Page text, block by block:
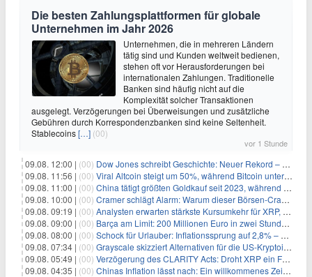
Die besten Zahlungsplattformen für globale
Unternehmen im Jahr 2026
Unternehmen, die in mehreren Ländern
tätig sind und Kunden weltweit bedienen,
stehen oft vor Herausforderungen bei
internationalen Zahlungen. Traditionelle
Banken sind häufig nicht auf die
Komplexität solcher Transaktionen
ausgelegt. Verzögerungen bei Überweisungen und zusätzliche
Gebühren durch Korrespondenzbanken sind keine Seltenheit.
Stablecoins[…] (00)
vor 1 Stunde
09.08. 12:00 | (00) Dow Jones schreibt Geschichte: Neuer Rekord – und Amazon knackt die nächste Billionen-Marke
09.08. 11:56 | (00) Viral Altcoin steigt um 50%, während Bitcoin unter $65.000 fällt
09.08. 11:00 | (00) China tätigt größten Goldkauf seit 2023, während Goldpreis um 8% steigt
09.08. 10:00 | (00) Cramer schlägt Alarm: Warum dieser Börsen-Crash die beste Einstiegschance seit Monaten ist
09.08. 09:19 | (00) Analysten erwarten stärkste Kursumkehr für XRP, während Polymarket skeptisch bleibt
09.08. 09:00 | (00) Barça am Limit: 200 Millionen Euro in zwei Stunden – warum dieser Schuldentrip hochgefährlich wird
09.08. 08:00 | (00) Schock für Urlauber: Inflationssprung auf 2,8% – Diese Preise explodieren jetzt
09.08. 07:34 | (00) Grayscale skizziert Alternativen für die US-Kryptoindustrie ohne CLARITY Act
09.08. 05:49 | (00) Verzögerung des CLARITY Acts: Droht XRP ein Fall unter die $1-Marke?
09.08. 04:35 | (00) Chinas Inflation lässt nach: Ein willkommenes Zeichen für Investoren angesichts der Folgen des Öl-Schocks